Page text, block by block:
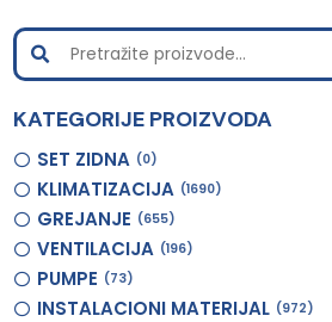
KATEGORIJE PROIZVODA
SET ZIDNA 0
KLIMATIZACIJA 1690
GREJANJE 655
VENTILACIJA 196
PUMPE 73
INSTALACIONI MATERIJAL 972